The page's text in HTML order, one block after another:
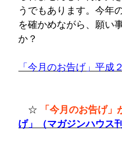
うでもあります。今年
を確かめながら、願い
か？
「今月のお告げ」平成
☆ 「今月のお告げ」
げ」（マガジンハウス